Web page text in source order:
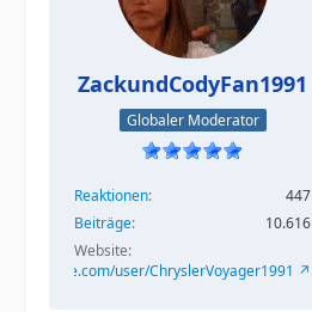
ZackundCodyFan1991
Globaler Moderator
Reaktionen
447
Beiträge
10.616
Website
user/ChryslerVoyager1991